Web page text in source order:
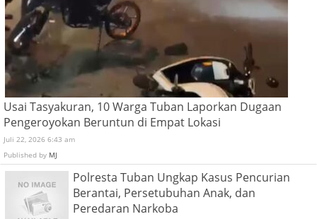
Usai Tasyakuran, 10 Warga Tuban Laporkan Dugaan
Pengeroyokan Beruntun di Empat Lokasi
Juli 22, 2026 6:43 am
Published by MJ
Polresta Tuban Ungkap Kasus Pencurian
Berantai, Persetubuhan Anak, dan
Peredaran Narkoba